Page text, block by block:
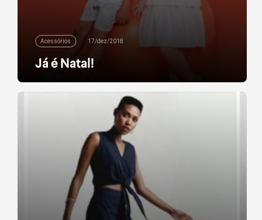
Acessórios 17/dez/2018
Já é Natal!
Ainda não escolheu o presente de Natal para o seu
pequeno? Confira aqui as nossas sugestões, com
combinações criativas e charmosas de roupas,
calçados, acessórios e muitos outros mimos. Tudo
isso por até R$ 89,90! Prepare a criançada para
brilhar e presenteie com peças perfeitas para as
festas de fim de ano. Elas vão adorar […]